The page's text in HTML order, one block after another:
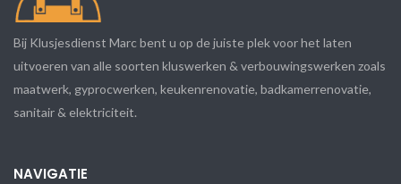
Bij Klusjesdienst Marc bent u op de juiste plek voor het laten
uitvoeren van alle soorten kluswerken & verbouwingswerken zoals
maatwerk, gyprocwerken, keukenrenovatie, badkamerrenovatie,
sanitair & elektriciteit.
NAVIGATIE